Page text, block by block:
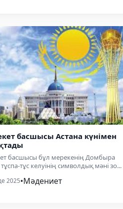
басшысы Астана күнімен
басшысы бұл мерекенің Домбыра
тұс келуінің символдық мәні зо...
2025•Мәдениет